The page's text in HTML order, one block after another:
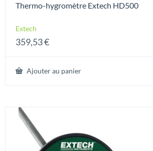
Thermo-hygromètre Extech HD500
Extech
359,53€
Ajouter au panier